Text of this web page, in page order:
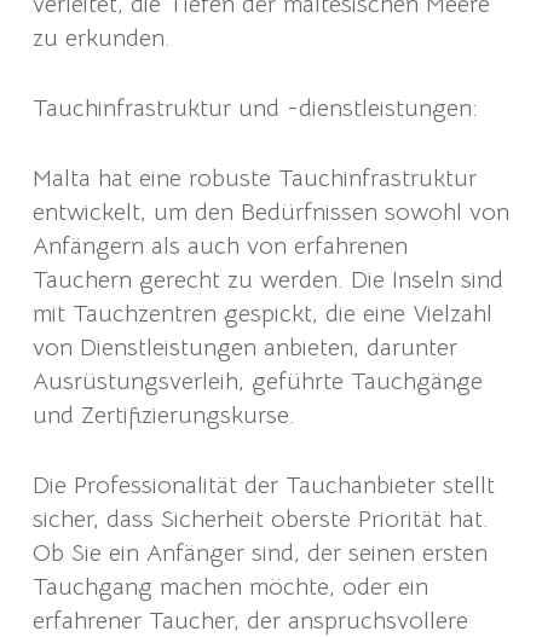
zu erkunden.
Tauchinfrastruktur und -dienstleistungen:
Malta hat eine robuste Tauchinfrastruktur
entwickelt, um den Bedürfnissen sowohl von
Anfängern als auch von erfahrenen
Tauchern gerecht zu werden. Die Inseln sind
mit Tauchzentren gespickt, die eine Vielzahl
von Dienstleistungen anbieten, darunter
Ausrüstungsverleih, geführte Tauchgänge
und Zertifizierungskurse.
Die Professionalität der Tauchanbieter stellt
sicher, dass Sicherheit oberste Priorität hat.
Ob Sie ein Anfänger sind, der seinen ersten
Tauchgang machen möchte, oder ein
erfahrener Taucher, der anspruchsvollere